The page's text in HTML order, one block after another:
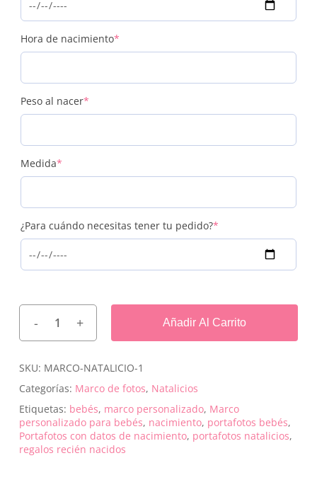
Hora de nacimiento*(required)
Peso al nacer*(required)
Medida*(required)
¿Para cuándo necesitas tener tu pedido?*(required)
Añadir Al Carrito
SKU: MARCO-NATALICIO-1
Categorías: Marco de fotos, Natalicios
Etiquetas: bebés, marco personalizado, Marco
personalizado para bebés, nacimiento, portafotos bebés,
Portafotos con datos de nacimiento, portafotos natalicios,
regalos recién nacidos